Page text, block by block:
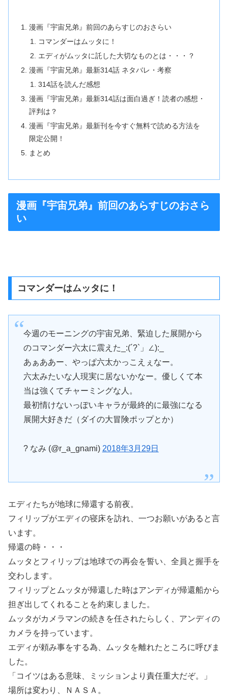
漫画『宇宙兄弟』前回のあらすじのおさらい
コマンダーはムッタに！
エディがムッタに託した大切なものとは・・・？
漫画『宇宙兄弟』最新314話 ネタバレ・考察
314話を読んだ感想
漫画『宇宙兄弟』最新314話は面白過ぎ！読者の感想・
評判は？
漫画『宇宙兄弟』最新刊を今すぐ無料で読める方法を
限定公開！
まとめ
漫画『宇宙兄弟』前回のあらすじのおさら
い
コマンダーはムッタに！
今週のモーニングの宇宙兄弟、緊迫した展開から
のコマンダー六太に震えた_:(´?`」∠):_
あぁああー、やっぱ六太かっこえぇなー。
六太みたいな人現実に居ないかなー。優しくて本
当は強くてチャーミングな人。
最初情けないっぽいキャラが最終的に最強になる
展開大好きだ（ダイの大冒険ポップとか）
? なみ (@r_a_gnami) 2018年3月29日
エディたちが地球に帰還する前夜。
フィリップがエディの寝床を訪れ、一つお願いがあると言
います。
帰還の時・・・
ムッタとフィリップは地球での再会を誓い、全員と握手を
交わします。
フィリップとムッタが帰還した時はアンディが帰還船から
担ぎ出してくれることを約束しました。
ムッタがカメラマンの続きを任されたらしく、アンディの
カメラを持っています。
エディが頼み事をする為、ムッタを離れたところに呼びま
した。
「コイツはある意味、ミッションより責任重大だぞ。」
場所は変わり、ＮＡＳＡ。